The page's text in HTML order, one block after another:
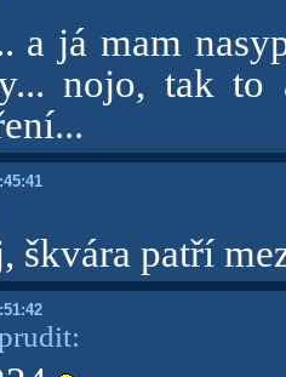
a já mam
nojo, tak to
škvára patří